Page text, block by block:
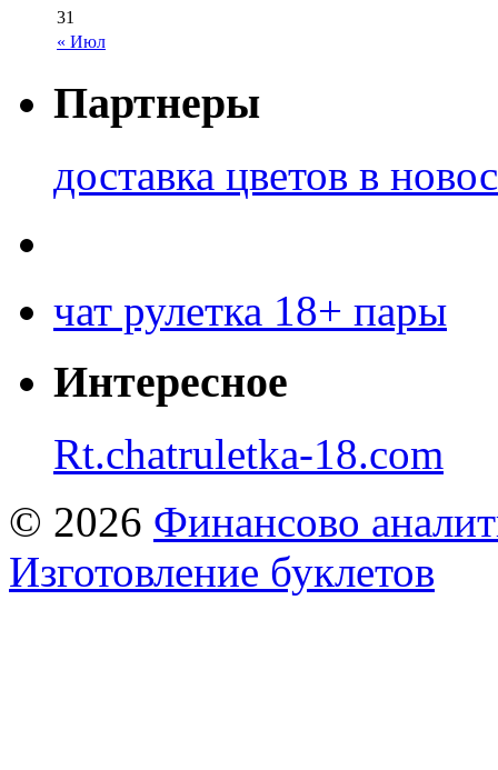
« Июл
31
Партнеры
доставка цветов в
чат рулетка 18+ пары
Интересное
Rt.chatruletka-18.com
© 2026 Финансово
Изготовление буклетов